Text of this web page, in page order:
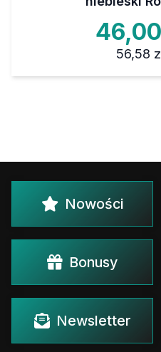
56,58
Nowości
Bonusy
Newsletter